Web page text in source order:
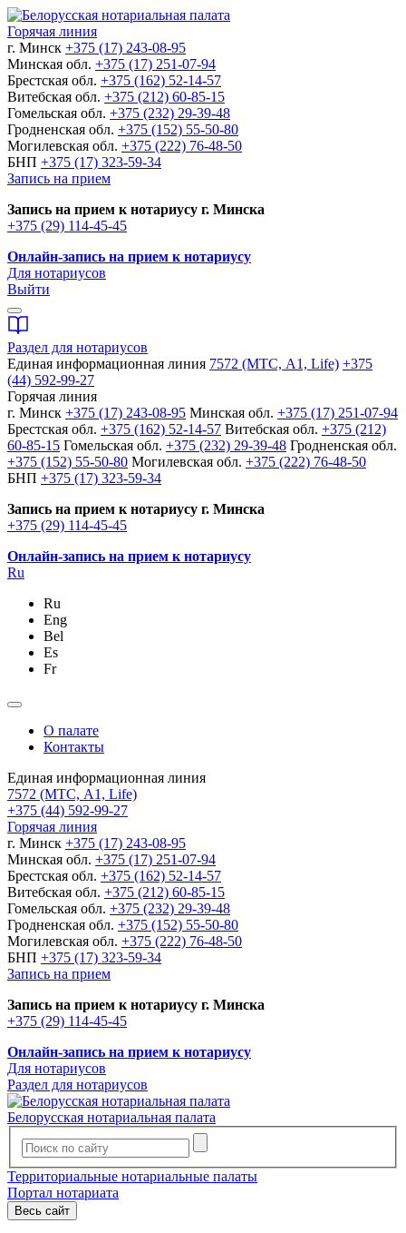
Горячая линия
г. Минск +375 (17) 243-08-95
Минская обл. +375 (17) 251-07-94
Брестская обл. +375 (162) 52-14-57
Витебская обл. +375 (212) 60-85-15
Гомельская обл. +375 (232) 29-39-48
Гродненская обл. +375 (152) 55-50-80
Могилевская обл. +375 (222) 76-48-50
БНП +375 (17) 323-59-34
Запись на прием
Запись на прием к нотариусу г. Минска
+375 (29) 114-45-45
Онлайн-запись на прием к нотариусу
Для нотариусов
Выйти
Раздел для нотариусов
Единая информационная линия 7572 (МТС, A1, Life) +375
(44) 592-99-27
Горячая линия
г. Минск +375 (17) 243-08-95 Минская обл. +375 (17) 251-07-94
Брестская обл. +375 (162) 52-14-57 Витебская обл. +375 (212)
60-85-15 Гомельская обл. +375 (232) 29-39-48 Гродненская обл.
+375 (152) 55-50-80 Могилевская обл. +375 (222) 76-48-50
БНП +375 (17) 323-59-34
Запись на прием к нотариусу г. Минска
+375 (29) 114-45-45
Онлайн-запись на прием к нотариусу
Ru
Ru
Eng
Bel
Es
Fr
О палате
Контакты
Единая информационная линия
7572 (МТС, A1, Life)
+375 (44) 592-99-27
Горячая линия
г. Минск +375 (17) 243-08-95
Минская обл. +375 (17) 251-07-94
Брестская обл. +375 (162) 52-14-57
Витебская обл. +375 (212) 60-85-15
Гомельская обл. +375 (232) 29-39-48
Гродненская обл. +375 (152) 55-50-80
Могилевская обл. +375 (222) 76-48-50
БНП +375 (17) 323-59-34
Запись на прием
Запись на прием к нотариусу г. Минска
+375 (29) 114-45-45
Онлайн-запись на прием к нотариусу
Для нотариусов
Раздел для нотариусов
Белорусская нотариальная палата
Территориальные нотариальные палаты
Портал нотариата
Весь сайт